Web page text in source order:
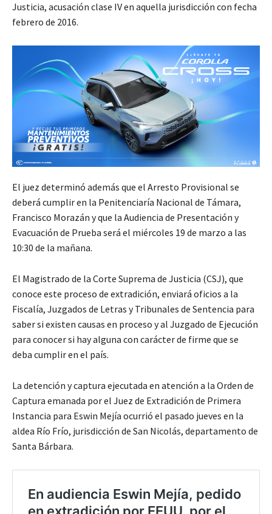
Justicia, acusación clase IV en aquella jurisdicción con fecha
febrero de 2016.
El juez determinó además que el Arresto Provisional se
deberá cumplir en la Penitenciaría Nacional de Támara,
Francisco Morazán y que la Audiencia de Presentación y
Evacuación de Prueba será el miércoles 19 de marzo a las
10:30 de la mañana.
El Magistrado de la Corte Suprema de Justicia (CSJ), que
conoce este proceso de extradición, enviará oficios a la
Fiscalía, Juzgados de Letras y Tribunales de Sentencia para
saber si existen causas en proceso y al Juzgado de Ejecución
para conocer si hay alguna con carácter de firme que se
deba cumplir en el país.
La detención y captura ejecutada en atención a la Orden de
Captura emanada por el Juez de Extradición de Primera
Instancia para Eswin Mejía ocurrió el pasado jueves en la
aldea Río Frío, jurisdicción de San Nicolás, departamento de
Santa Bárbara.